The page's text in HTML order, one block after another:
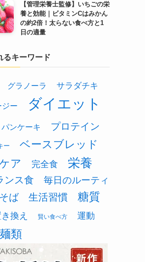
【管理栄養士監修】いちごの栄
養と効能｜ビタミンCはみかん
の約2倍！太らない食べ方と1
日の適量
るキーワード
グラノーラ サラダチキ
ジー ダイエット
パンケーキ プロテイン
ー
ベースブレッド
ア
完全食 栄養
ンス食
毎日のルーティ
ば 生活習慣
糖質
換え 賢い食べ方 運動
麺類